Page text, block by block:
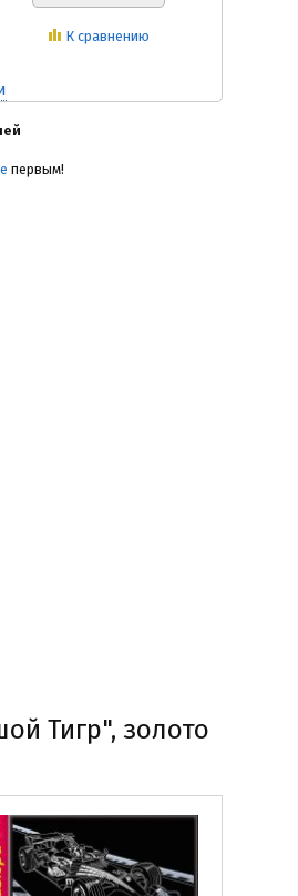
К сравнению
первым!
Тигр", золото